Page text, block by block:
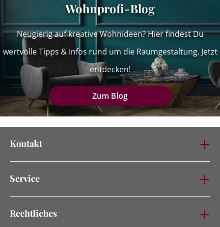
Wohnprofi-Blog
Neugierig auf kreative Wohnideen? Hier findest Du
wertvolle Tipps & Infos rund um die Raumgestaltung. Jetzt
entdecken!
Zum Blog
Kontakt
Service
Rechtliches